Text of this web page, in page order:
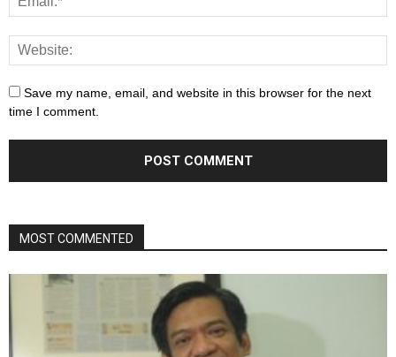
Save my name, email, and website in this browser for the next
time I comment.
MOST COMMENTED